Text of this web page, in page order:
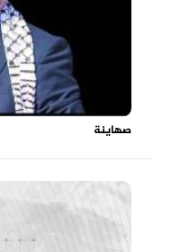
صهاينة